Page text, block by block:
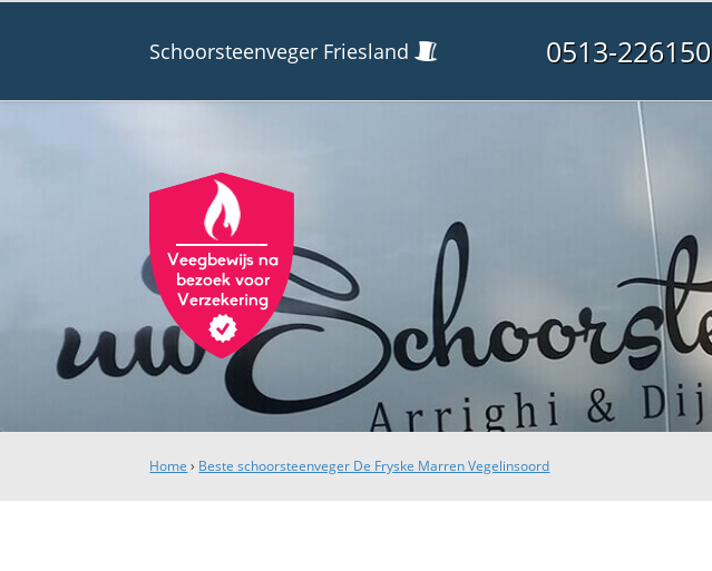
Schoorsteenveger Friesland 0513-226150
Home › Beste schoorsteenveger De Fryske Marren Vegelinsoord